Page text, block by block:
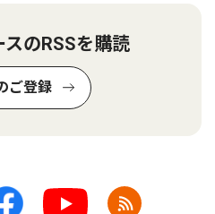
のRSSを購読
ご登録